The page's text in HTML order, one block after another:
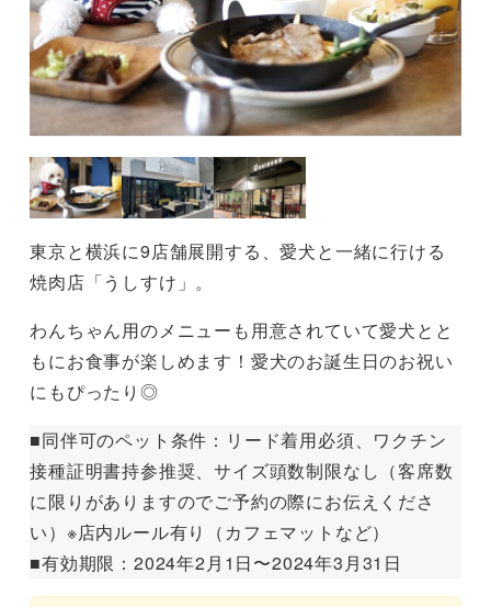
東京と横浜に9店舗展開する、愛犬と一緒に行ける
焼肉店「うしすけ」。
わんちゃん用のメニューも用意されていて愛犬とと
もにお食事が楽しめます！愛犬のお誕生日のお祝い
にもぴったり◎
■同伴可のペット条件：リード着用必須、ワクチン
接種証明書持参推奨、サイズ頭数制限なし（客席数
に限りがありますのでご予約の際にお伝えくださ
い）※店内ルール有り（カフェマットなど）
■有効期限：2024年2月1日〜2024年3月31日